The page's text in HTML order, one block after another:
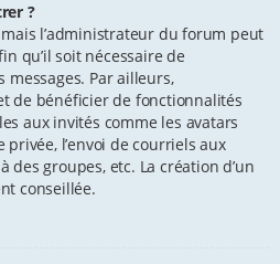
?
l’administrateur du forum peut
qu’il soit nécessaire de
messages. Par ailleurs,
de bénéficier de fonctionnalités
aux invités comme les avatars
l’envoi de courriels aux
des groupes, etc. La création d’un
conseillée.